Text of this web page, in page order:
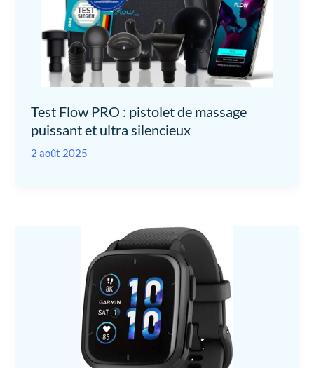
Test Flow PRO : pistolet de massage
puissant et ultra silencieux
2 août 2025